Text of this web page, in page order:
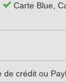
Carte Blue,
de crédit ou